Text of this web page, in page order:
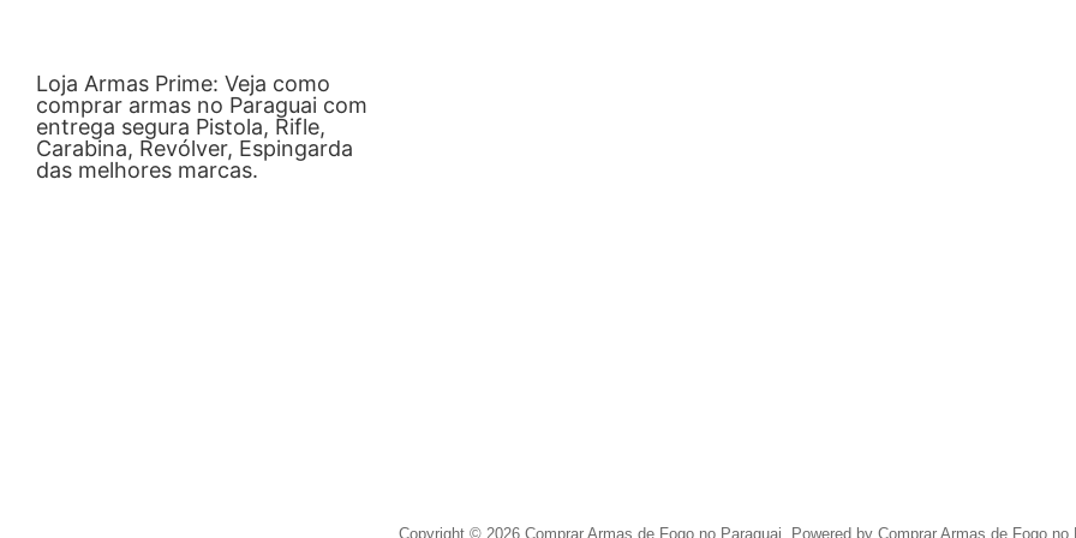
Loja Armas Prime: Veja como
comprar armas no Paraguai com
entrega segura Pistola, Rifle,
Carabina, Revólver, Espingarda
das melhores marcas.
Copyright © 2026 Comprar Armas de Fogo no Paraguai. Powered by Comprar Armas de Fogo no